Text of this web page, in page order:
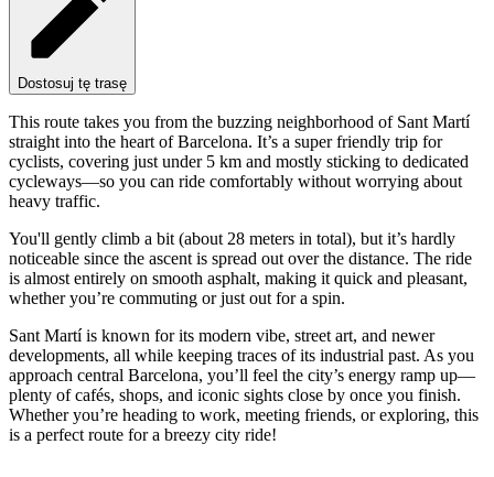
Dostosuj tę trasę
This route takes you from the buzzing neighborhood of Sant Martí
straight into the heart of Barcelona. It’s a super friendly trip for
cyclists, covering just under 5 km and mostly sticking to dedicated
cycleways—so you can ride comfortably without worrying about
heavy traffic.
You'll gently climb a bit (about 28 meters in total), but it’s hardly
noticeable since the ascent is spread out over the distance. The ride
is almost entirely on smooth asphalt, making it quick and pleasant,
whether you’re commuting or just out for a spin.
Sant Martí is known for its modern vibe, street art, and newer
developments, all while keeping traces of its industrial past. As you
approach central Barcelona, you’ll feel the city’s energy ramp up—
plenty of cafés, shops, and iconic sights close by once you finish.
Whether you’re heading to work, meeting friends, or exploring, this
is a perfect route for a breezy city ride!